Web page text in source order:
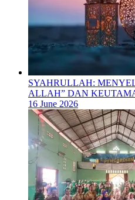
SYAHRULLAH:
ALLAH” DAN
16 June 2026